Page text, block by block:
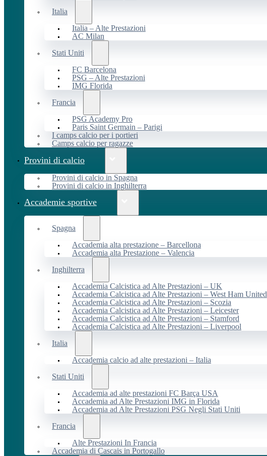
Italia
Italia – Alte Prestazioni
AC Milan
Stati Uniti
FC Barcelona
PSG – Alte Prestazioni
IMG Florida
Francia
PSG Academy Pro
Paris Saint Germain – Parigi
I camps calcio per i portieri
Camps calcio per ragazze
Provini di calcio
Provini di calcio in Spagna
Provini di calcio in Inghilterra
Accademie sportive
Spagna
Accademia alta prestazione – Barcellona
Accademia alta Prestazione – Valencia
Inghilterra
Accademia Calcistica ad Alte Prestazioni – UK
Accademia Calcistica ad Alte Prestazioni – West Ham United
Accademia Calcistica ad Alte Prestazioni – Scozia
Accademia Calcistica ad Alte Prestazioni – Leicester
Accademia Calcistica ad Alte Prestazioni – Stamford
Accademia Calcistica ad Alte Prestazioni – Liverpool
Italia
Accademia calcio ad alte prestazioni – Italia
Stati Uniti
Accademia ad alte prestazioni FC Barça USA
Accademia ad Alte Prestazioni IMG in Florida
Accademia ad Alte Prestazioni PSG Negli Stati Uniti
Francia
Alte Prestazioni In Francia
Accademia di Cascais in Portogallo